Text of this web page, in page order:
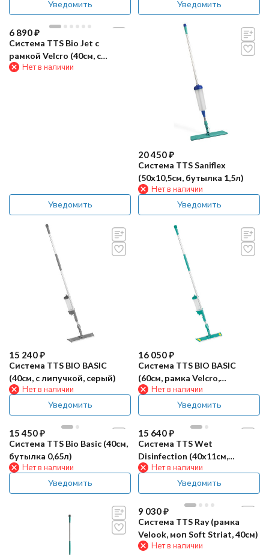
Уведомить Уведомить
6 890₽
Система TTS Bio Jet с
рамкой Velcro (40см, с
мопом, синий)
Нет в наличии
Уведомить
20 450₽
Система TTS Saniflex
(50х10,5см, бутылка 1,5л)
Нет в наличии
Уведомить
15 240₽
Система TTS BIO BASIC
(40см, с липучкой, серый)
Нет в наличии
Уведомить
16 050₽
Система TTS BIO BASIC
(60см, рамка Velcro,
зеленый)
Нет в наличии
Уведомить
15 450₽
Система TTS Bio Basic (40см,
бутылка 0,65л)
Нет в наличии
Уведомить
15 640₽
Система TTS Wet
Disinfection (40х11см,
бутылка 0,65л)
Нет в наличии
Уведомить
9 030₽
Система TTS Ray (рамка
Velook, моп Soft Striat, 40см)
Нет в наличии